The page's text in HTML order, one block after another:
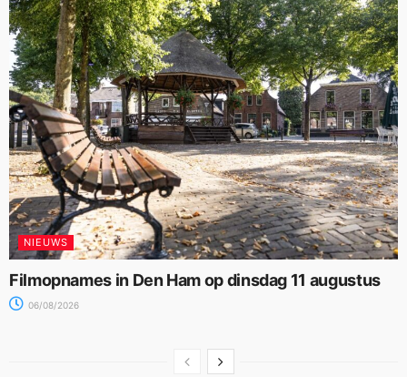
NIEUWS
Filmopnames in Den Ham op dinsdag 11 augustus
06/08/2026